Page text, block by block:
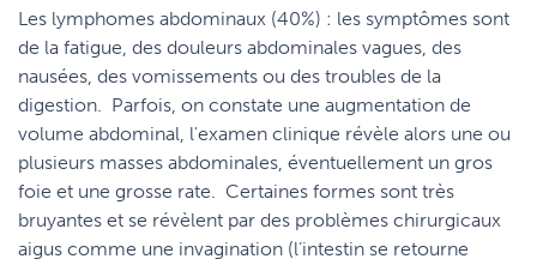
Les lymphomes abdominaux (40%) : les symptômes sont
de la fatigue, des douleurs abdominales vagues, des
nausées, des vomissements ou des troubles de la
digestion. Parfois, on constate une augmentation de
volume abdominal, l'examen clinique révèle alors une ou
plusieurs masses abdominales, éventuellement un gros
foie et une grosse rate. Certaines formes sont très
bruyantes et se révèlent par des problèmes chirurgicaux
aigus comme une invagination (l’intestin se retourne